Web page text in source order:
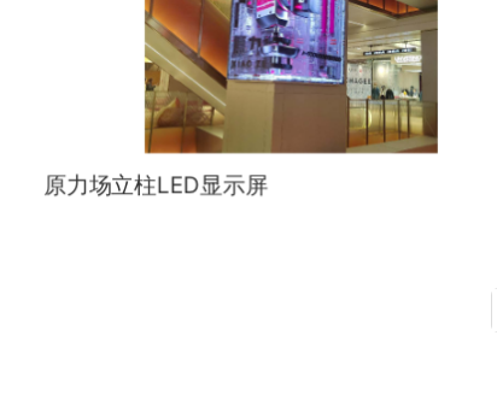
原力场立柱LED显示屏